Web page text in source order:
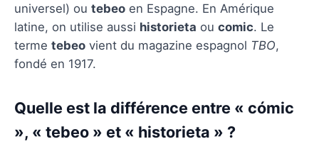
universel) ou tebeo en Espagne. En Amérique
latine, on utilise aussi historieta ou comic. Le
terme tebeo vient du magazine espagnol TBO,
fondé en 1917.
Quelle est la différence entre « cómic
», « tebeo » et « historieta » ?